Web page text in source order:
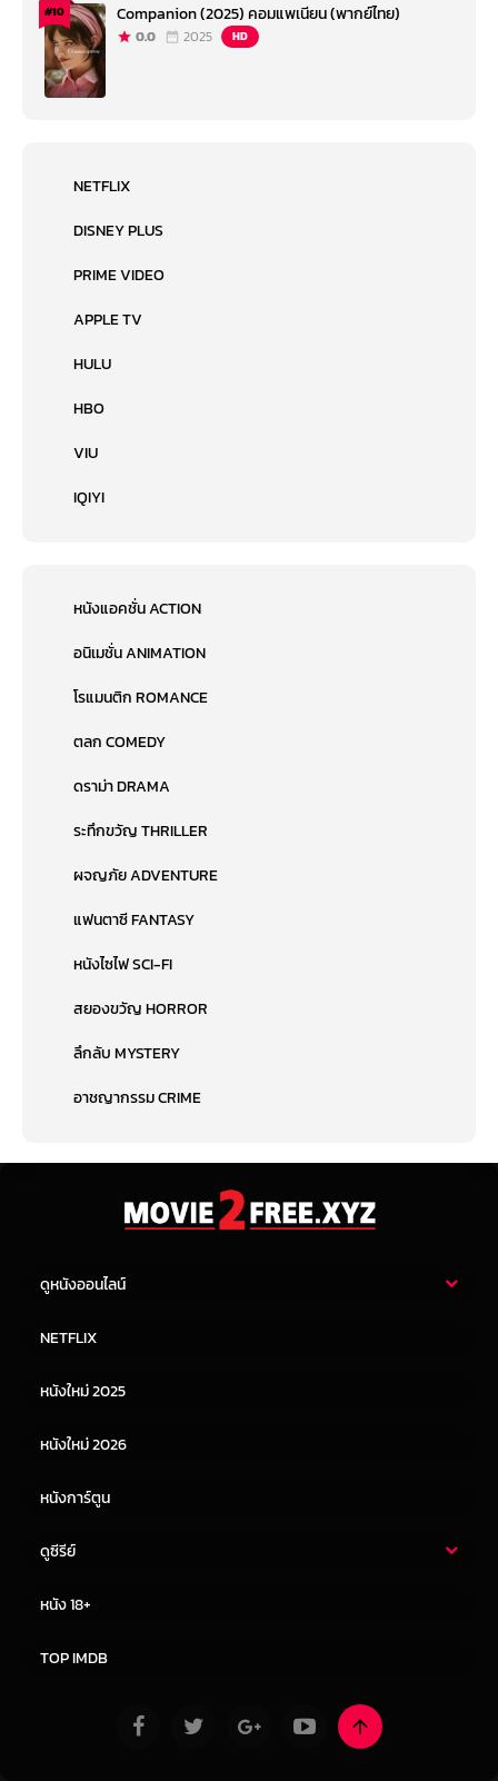
#10 Companion (2025) คอมแพเนียน (พากย์ไทย)
0.0 2025 HD
NETFLIX
DISNEY PLUS
PRIME VIDEO
APPLE TV
HULU
HBO
VIU
IQIYI
หนังแอคชั่น ACTION
อนิเมชั่น ANIMATION
โรแมนติก ROMANCE
ตลก COMEDY
ดราม่า DRAMA
ระทึกขวัญ THRILLER
ผจญภัย ADVENTURE
แฟนตาซี FANTASY
หนังไซไฟ SCI-FI
สยองขวัญ HORROR
ลึกลับ MYSTERY
อาชญากรรม CRIME
ดูหนังออนไลน์
หนังจีน
NETFLIX
หนังใหม่ 2025
หนังใหม่ 2026
หนังการ์ตูน
ดูซีรีย์
หนัง 18+
TOP IMDB